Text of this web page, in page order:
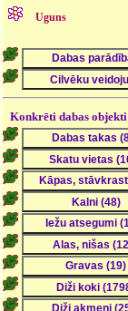
Uguns
Konkrēti dabas objekti